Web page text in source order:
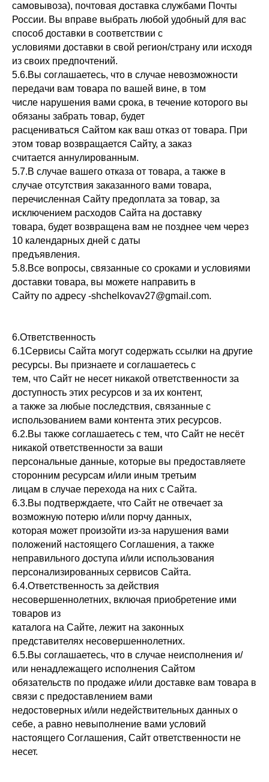
самовывоза), почтовая доставка службами Почты
России. Вы вправе выбрать любой удобный для вас
способ доставки в соответствии с
условиями доставки в свой регион/страну или исходя
из своих предпочтений.
5.6.Вы соглашаетесь, что в случае невозможности
передачи вам товара по вашей вине, в том
числе нарушения вами срока, в течение которого вы
обязаны забрать товар, будет
расцениваться Сайтом как ваш отказ от товара. При
этом товар возвращается Сайту, а заказ
считается аннулированным.
5.7.В случае вашего отказа от товара, а также в
случае отсутствия заказанного вами товара,
перечисленная Сайту предоплата за товар, за
исключением расходов Сайта на доставку
товара, будет возвращена вам не позднее чем через
10 календарных дней с даты
предъявления.
5.8.Все вопросы, связанные со сроками и условиями
доставки товара, вы можете направить в
Сайту по адресу -shchelkovav27@gmail.com.
6.Ответственность
6.1Сервисы Сайта могут содержать ссылки на другие
ресурсы. Вы признаете и соглашаетесь с
тем, что Сайт не несет никакой ответственности за
доступность этих ресурсов и за их контент,
а также за любые последствия, связанные с
использованием вами контента этих ресурсов.
6.2.Вы также соглашаетесь с тем, что Сайт не несёт
никакой ответственности за ваши
персональные данные, которые вы предоставляете
сторонним ресурсам и/или иным третьим
лицам в случае перехода на них с Сайта.
6.3.Вы подтверждаете, что Сайт не отвечает за
возможную потерю и/или порчу данных,
которая может произойти из-за нарушения вами
положений настоящего Соглашения, а также
неправильного доступа и/или использования
персонализированных сервисов Сайта.
6.4.Ответственность за действия
несовершеннолетних, включая приобретение ими
товаров из
каталога на Сайте, лежит на законных
представителях несовершеннолетних.
6.5.Вы соглашаетесь, что в случае неисполнения и/
или ненадлежащего исполнения Сайтом
обязательств по продаже и/или доставке вам товара в
связи с предоставлением вами
недостоверных и/или недействительных данных о
себе, а равно невыполнение вами условий
настоящего Соглашения, Сайт ответственности не
несет.